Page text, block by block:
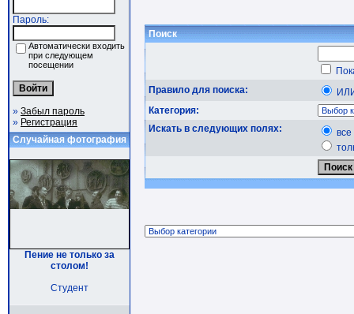
Пароль:
Автоматически входить
при следующем
посещении
» Забыл пароль
» Регистрация
Случайная фотография
Пение не только за
столом!
Студент
Поиск
Правило для поиска:
Категория:
Искать в следующих полях:
все